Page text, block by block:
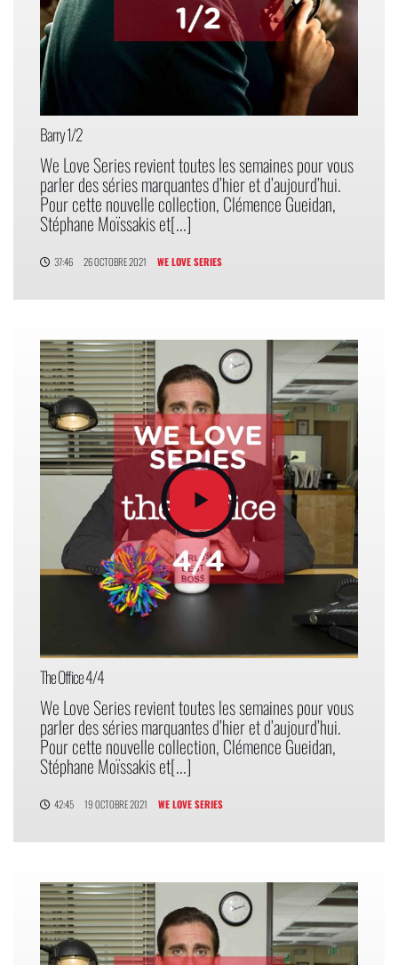
Barry 1/2
We Love Series revient toutes les semaines pour vous
parler des séries marquantes d’hier et d’aujourd’hui.
Pour cette nouvelle collection, Clémence Gueidan,
Stéphane Moïssakis et[...]
37:46 26 OCTOBRE 2021 WE LOVE SERIES
The Office 4/4
We Love Series revient toutes les semaines pour vous
parler des séries marquantes d’hier et d’aujourd’hui.
Pour cette nouvelle collection, Clémence Gueidan,
Stéphane Moïssakis et[...]
42:45 19 OCTOBRE 2021 WE LOVE SERIES